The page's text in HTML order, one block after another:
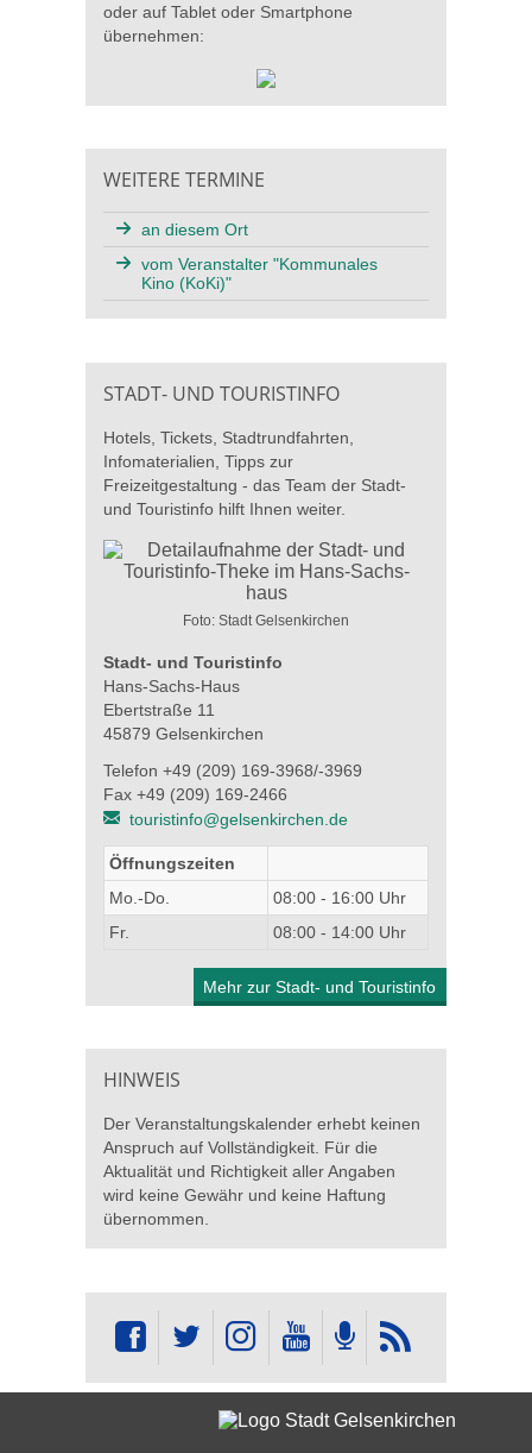
oder auf Tablet oder Smartphone
übernehmen:
WEITERE TERMINE
an diesem Ort
vom Veranstalter "Kommunales
Kino (KoKi)"
STADT- UND TOURISTINFO
Hotels, Tickets, Stadtrundfahrten,
Infomaterialien, Tipps zur
Freizeitgestaltung - das Team der Stadt-
und Touristinfo hilft Ihnen weiter.
Foto: Stadt Gelsenkirchen
Stadt- und Touristinfo
Hans-Sachs-Haus
Ebertstraße 11
45879 Gelsenkirchen
Telefon +49 (209) 169-3968/-3969
Fax +49 (209) 169-2466
touristinfo@gelsenkirchen.de
Öffnungszeiten
Mo.-Do.
08:00 - 16:00 Uhr
Fr.
08:00 - 14:00 Uhr
Mehr zur Stadt- und Touristinfo
HINWEIS
Der Veranstaltungskalender erhebt keinen
Anspruch auf Vollständigkeit. Für die
Aktualität und Richtigkeit aller Angaben
wird keine Gewähr und keine Haftung
übernommen.